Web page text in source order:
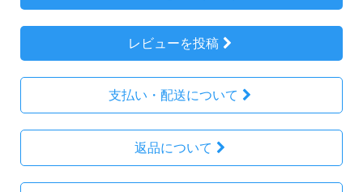
レビューを投稿
支払い・配送について
返品について